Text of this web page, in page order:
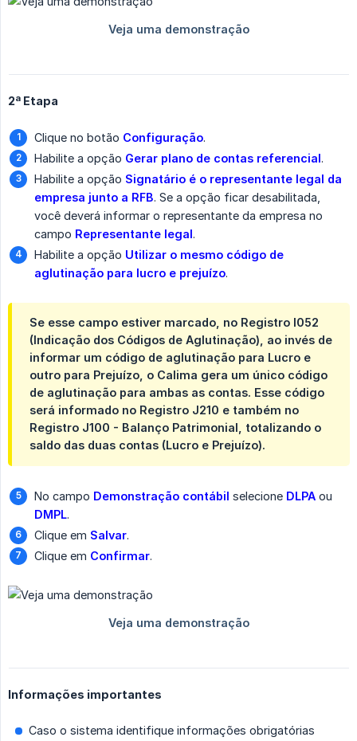
2ª Etapa
Clique no botão Configuração.
Habilite a opção Gerar plano de contas referencial.
Habilite a opção Signatário é o representante legal da
empresa junto a RFB. Se a opção ficar desabilitada,
você deverá informar o representante da empresa no
campo Representante legal.
Habilite a opção Utilizar o mesmo código de
aglutinação para lucro e prejuízo.
Se esse campo estiver marcado, no Registro I052
(Indicação dos Códigos de Aglutinação), ao invés de
informar um código de aglutinação para Lucro e
outro para Prejuízo, o Calima gera um único código
de aglutinação para ambas as contas. Esse código
será informado no Registro J210 e também no
Registro J100 - Balanço Patrimonial, totalizando o
saldo das duas contas (Lucro e Prejuízo).
No campo Demonstração contábil selecione DLPA ou
DMPL.
Clique em Salvar.
Clique em Confirmar.
Informações importantes
Caso o sistema identifique informações obrigatórias